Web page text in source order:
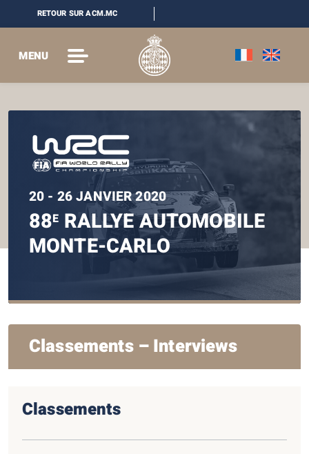
RETOUR SUR ACM.MC
MENU
20 - 26 JANVIER 2020
88E RALLYE AUTOMOBILE
MONTE-CARLO
Classements – Interviews
Classements